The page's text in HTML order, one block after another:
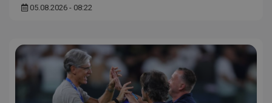
05.08.2026 - 08:22